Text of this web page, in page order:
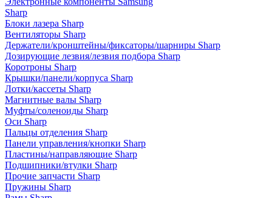
Sharp
Блоки лазера Sharp
Вентиляторы Sharp
Держатели/кронштейны/фиксаторы/шарниры Sharp
Дозирующие лезвия/лезвия подбора Sharp
Коротроны Sharp
Крышки/панели/корпуса Sharp
Лотки/кассеты Sharp
Магнитные валы Sharp
Муфты/соленоиды Sharp
Оси Sharp
Пальцы отделения Sharp
Панели управления/кнопки Sharp
Пластины/направляющие Sharp
Подшипники/втулки Sharp
Прочие запчасти Sharp
Пружины Sharp